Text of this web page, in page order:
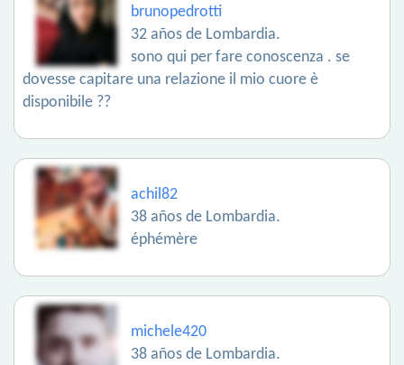
brunopedrotti
32 años de Lombardia.
sono qui per fare conoscenza . se
dovesse capitare una relazione il mio cuore è
disponibile ??
achil82
38 años de Lombardia.
éphémère
michele420
38 años de Lombardia.